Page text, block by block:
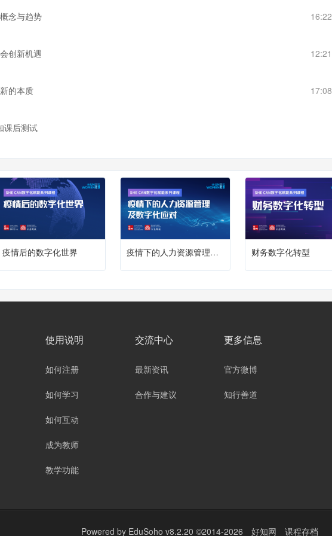
念与趋势 16:22
创新机遇 12:21
的本质 17:08
课后测试
疫情后的数字化世界 疫情下的人力资源管理及数字化应对 财务数字化转型
使用说明
如何注册
如何学习
如何互动
成为教师
教学功能
交流中心
最新资讯
合作与建议
更多信息
官方微博
知行善道
Powered by EduSoho v8.2.20 ©2014-2026 好知网 课程存档